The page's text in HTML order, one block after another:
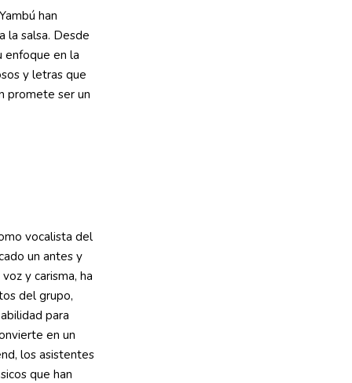
han
la salsa. Desde
enfoque en la
y letras que
promete ser un
vocalista del
un antes y
y carisma, ha
del grupo,
para
en un
los asistentes
que han